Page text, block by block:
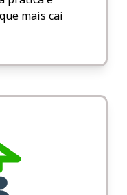
mais cai